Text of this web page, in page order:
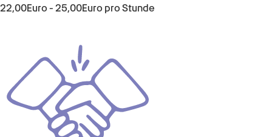
22,00Euro - 25,00Euro pro Stunde